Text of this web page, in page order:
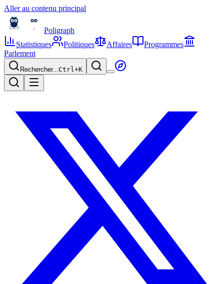
Aller au contenu principal
Poligraph
Statistiques
Politiques Affaires
Programmes
Parlement
Rechercher...Ctrl+K